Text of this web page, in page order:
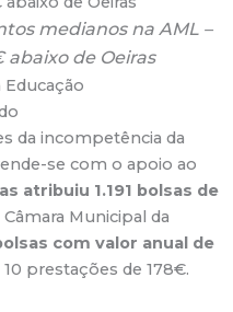
medianos na AML –
abaixo de Oeiras
da incompetência da
se com o apoio ao
atribuiu 1.191 bolsas de
Municipal da
com valor anual de
prestações de 178€.